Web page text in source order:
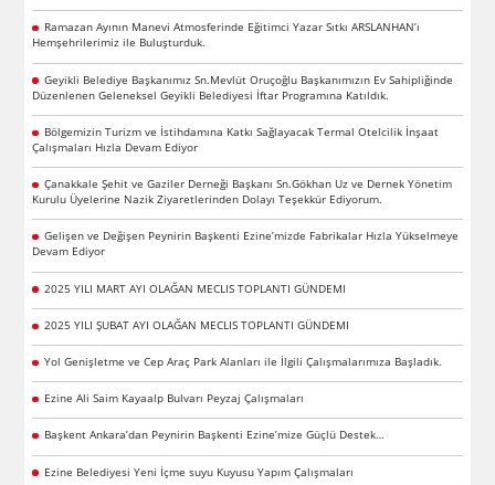
Ramazan Ayının Manevi Atmosferinde Eğitimci Yazar Sıtkı ARSLANHAN’ı
Hemşehrilerimiz ile Buluşturduk.
Geyikli Belediye Başkanımız Sn.Mevlüt Oruçoğlu Başkanımızın Ev Sahipliğinde
Düzenlenen Geleneksel Geyikli Belediyesi İftar Programına Katıldık.
Bölgemizin Turizm ve İstihdamına Katkı Sağlayacak Termal Otelcilik İnşaat
Çalışmaları Hızla Devam Ediyor
Çanakkale Şehit ve Gaziler Derneği Başkanı Sn.Gökhan Uz ve Dernek Yönetim
Kurulu Üyelerine Nazik Ziyaretlerinden Dolayı Teşekkür Ediyorum.
Gelişen ve Değişen Peynirin Başkenti Ezine’mizde Fabrikalar Hızla Yükselmeye
Devam Ediyor
2025 YILI MART AYI OLAĞAN MECLIS TOPLANTI GÜNDEMI
2025 YILI ŞUBAT AYI OLAĞAN MECLIS TOPLANTI GÜNDEMI
Yol Genişletme ve Cep Araç Park Alanları ile İlgili Çalışmalarımıza Başladık.
Ezine Ali Saim Kayaalp Bulvarı Peyzaj Çalışmaları
Başkent Ankara’dan Peynirin Başkenti Ezine’mize Güçlü Destek…
Ezine Belediyesi Yeni İçme suyu Kuyusu Yapım Çalışmaları